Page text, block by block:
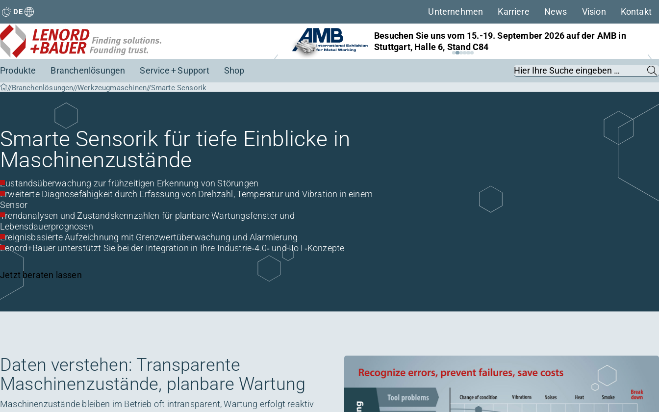
DE Unternehmen Karriere News Vision Kontakt
Besuchen Sie uns vom 22.–25. September 2026 auf der InnoTrans
in Berlin, Halle 27, Stand 561
Produkte Branchenlösungen Service + Support Shop Suchbegriffe
Branchenlösungen Werkzeugmaschinen Smarte Sensorik
Smarte Sensorik für tiefe Einblicke in
Maschinenzustände
Zustandsüberwachung zur frühzeitigen Erkennung von Störungen
Erweiterte Diagnosefähigkeit durch Erfassung von Drehzahl, Temperatur und Vibration in einem
Sensor
Trendanalysen und Zustandskennzahlen für planbare Wartungsfenster und
Lebensdauerprognosen
Ereignisbasierte Aufzeichnung mit Grenzwertüberwachung und Alarmierung
Lenord+Bauer unterstützt Sie bei der Integration in Ihre Industrie‑4.0‑ und IIoT‑Konzepte
Jetzt beraten lassen
Daten verstehen: Transparente
Maschinenzustände, planbare Wartung
Maschinenzustände bleiben im Betrieb oft intransparent, Wartung erfolgt reaktiv